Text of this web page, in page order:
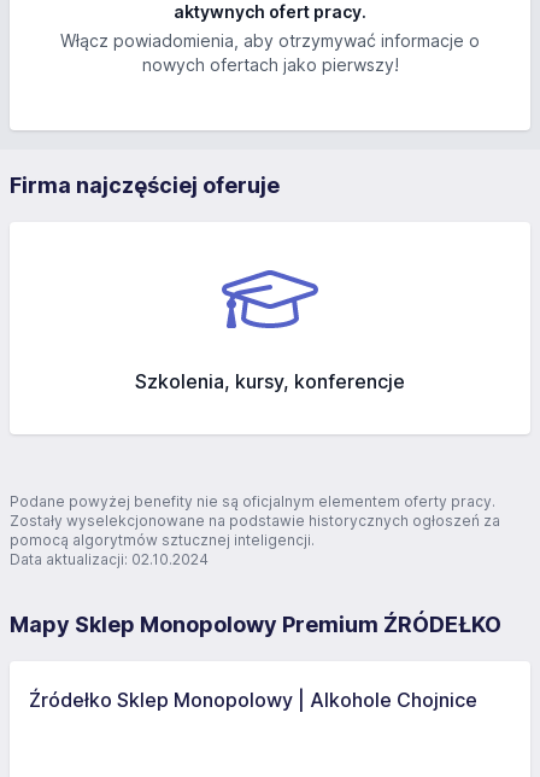
aktywnych ofert pracy.
Włącz powiadomienia, aby otrzymywać informacje o
nowych ofertach jako pierwszy!
Firma najczęściej oferuje
Szkolenia, kursy, konferencje
Podane powyżej benefity nie są oficjalnym elementem oferty pracy.
Zostały wyselekcjonowane na podstawie historycznych ogłoszeń za
pomocą algorytmów sztucznej inteligencji.
Data aktualizacji: 02.10.2024
Mapy Sklep Monopolowy Premium ŹRÓDEŁKO
Źródełko Sklep Monopolowy | Alkohole Chojnice